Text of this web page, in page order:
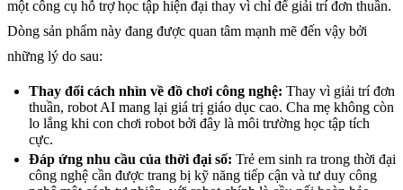
một công cụ hỗ trợ học tập hiện đại thay vì chỉ để giải trí đơn thuần.
Dòng sản phẩm này đang được quan tâm mạnh mẽ đến vậy bởi
những lý do sau:
Thay đổi cách nhìn về đồ chơi công nghệ: Thay vì giải trí đơn
thuần, robot AI mang lại giá trị giáo dục cao. Cha mẹ không còn
lo lắng khi con chơi robot bởi đây là môi trường học tập tích
cực.
Đáp ứng nhu cầu của thời đại số: Trẻ em sinh ra trong thời đại
công nghệ cần được trang bị kỹ năng tiếp cận và tư duy công